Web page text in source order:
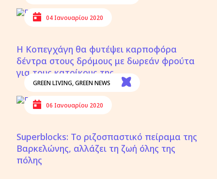
04 Ιανουαρίου 2020
Η Κοπεγχάγη θα φυτέψει καρποφόρα
δέντρα στους δρόμους με δωρεάν φρούτα
για τους κατοίκους της
GREEN LIVING,GREEN NEWS
06 Ιανουαρίου 2020
Superblocks: Το ριζοσπαστικό πείραμα της
Βαρκελώνης, αλλάζει τη ζωή όλης της
πόλης